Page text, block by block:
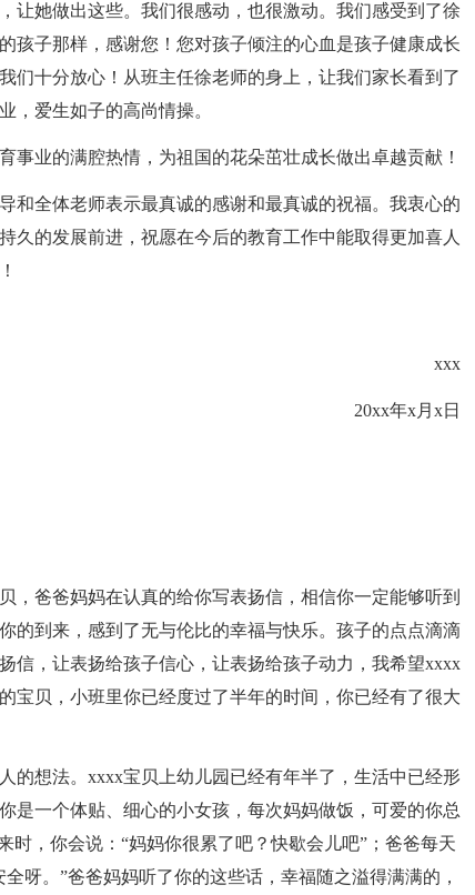
让她做出这些。我们很感动，也很激动。我们感受到了徐
子那样，感谢您！您对孩子倾注的心血是孩子健康成长
们十分放心！从班主任徐老师的身上，让我们家长看到了
，爱生如子的高尚情操。
事业的满腔热情，为祖国的花朵茁壮成长做出卓越贡献！
和全体老师表示最真诚的感谢和最真诚的祝福。我衷心的
久的发展前进，祝愿在今后的教育工作中能取得更加喜人
xxx
20xx年x月x日
，爸爸妈妈在认真的给你写表扬信，相信你一定能够听到
的到来，感到了无与伦比的幸福与快乐。孩子的点点滴滴
信，让表扬给孩子信心，让表扬给孩子动力，我希望xxxx
宝贝，小班里你已经度过了半年的时间，你已经有了很大
的想法。xxxx宝贝上幼儿园已经有年半了，生活中已经形
是一个体贴、细心的小女孩，每次妈妈做饭，可爱的你总
时，你会说：“妈妈你很累了吧？快歇会儿吧”；爸爸每天
呀。”爸爸妈妈听了你的这些话，幸福随之溢得满满的，